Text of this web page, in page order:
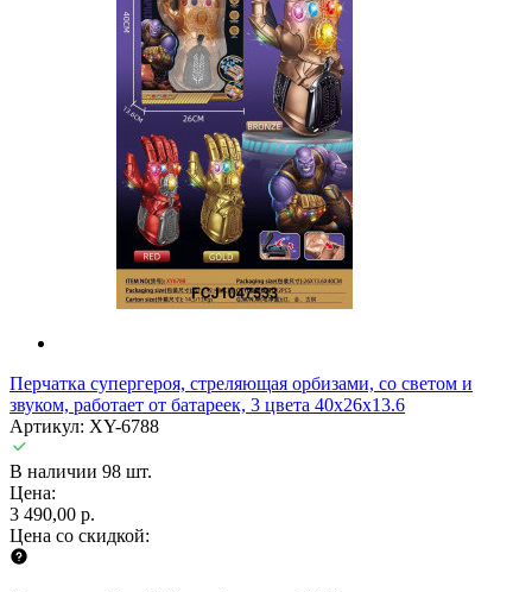
Перчатка супергероя, стреляющая орбизами, со светом и
звуком, работает от батареек, 3 цвета 40х26х13.6
Артикул: XY-6788
В наличии 98 шт.
Цена:
3 490,00 р.
Цена со скидкой: